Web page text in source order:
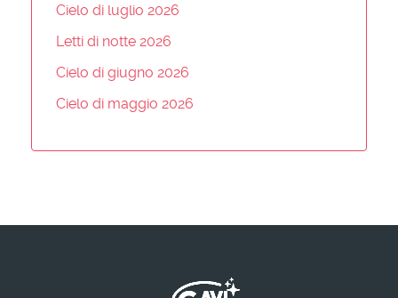
Cielo di luglio 2026
Letti di notte 2026
Cielo di giugno 2026
Cielo di maggio 2026